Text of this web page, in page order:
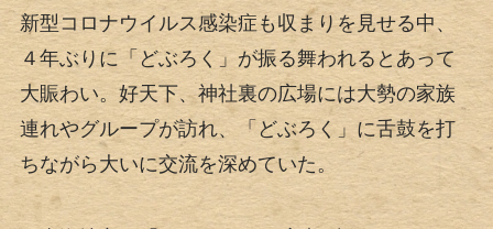
新型コロナウイルス感染症も収まりを見せる中、
４年ぶりに「どぶろく」が振る舞われるとあって
大賑わい。好天下、神社裏の広場には大勢の家族
連れやグループが訪れ、「どぶろく」に舌鼓を打
ちながら大いに交流を深めていた。